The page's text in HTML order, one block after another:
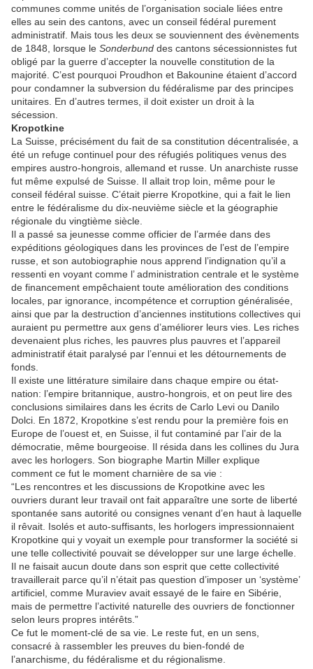
communes comme unités de l’organisation sociale liées entre
elles au sein des cantons, avec un conseil fédéral purement
administratif. Mais tous les deux se souviennent des évènements
de 1848, lorsque le Sonderbund des cantons sécessionnistes fut
obligé par la guerre d’accepter la nouvelle constitution de la
majorité. C’est pourquoi Proudhon et Bakounine étaient d’accord
pour condamner la subversion du fédéralisme par des principes
unitaires. En d’autres termes, il doit exister un droit à la
sécession.
Kropotkine
La Suisse, précisément du fait de sa constitution décentralisée, a
été un refuge continuel pour des réfugiés politiques venus des
empires austro-hongrois, allemand et russe. Un anarchiste russe
fut même expulsé de Suisse. Il allait trop loin, même pour le
conseil fédéral suisse. C’était pierre Kropotkine, qui a fait le lien
entre le fédéralisme du dix-neuvième siècle et la géographie
régionale du vingtième siècle.
Il a passé sa jeunesse comme officier de l’armée dans des
expéditions géologiques dans les provinces de l’est de l’empire
russe, et son autobiographie nous apprend l’indignation qu’il a
ressenti en voyant comme l’ administration centrale et le système
de financement empêchaient toute amélioration des conditions
locales, par ignorance, incompétence et corruption généralisée,
ainsi que par la destruction d’anciennes institutions collectives qui
auraient pu permettre aux gens d’améliorer leurs vies. Les riches
devenaient plus riches, les pauvres plus pauvres et l’appareil
administratif était paralysé par l’ennui et les détournements de
fonds.
Il existe une littérature similaire dans chaque empire ou état-
nation: l’empire britannique, austro-hongrois, et on peut lire des
conclusions similaires dans les écrits de Carlo Levi ou Danilo
Dolci. En 1872, Kropotkine s’est rendu pour la première fois en
Europe de l’ouest et, en Suisse, il fut contaminé par l’air de la
démocratie, même bourgeoise. Il résida dans les collines du Jura
avec les horlogers. Son biographe Martin Miller explique
comment ce fut le moment charnière de sa vie :
“Les rencontres et les discussions de Kropotkine avec les
ouvriers durant leur travail ont fait apparaître une sorte de liberté
spontanée sans autorité ou consignes venant d’en haut à laquelle
il rêvait. Isolés et auto-suffisants, les horlogers impressionnaient
Kropotkine qui y voyait un exemple pour transformer la société si
une telle collectivité pouvait se développer sur une large échelle.
Il ne faisait aucun doute dans son esprit que cette collectivité
travaillerait parce qu’il n’était pas question d’imposer un ‘système’
artificiel, comme Muraviev avait essayé de le faire en Sibérie,
mais de permettre l’activité naturelle des ouvriers de fonctionner
selon leurs propres intérêts.”
Ce fut le moment-clé de sa vie. Le reste fut, en un sens,
consacré à rassembler les preuves du bien-fondé de
l’anarchisme, du fédéralisme et du régionalisme.